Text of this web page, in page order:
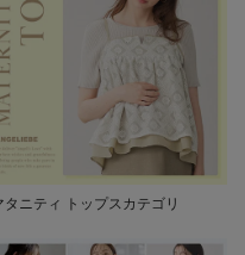
タニティ トップスカテゴリ